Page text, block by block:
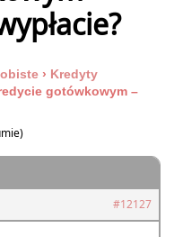
› Kredyty
gotówkowym –
#12127